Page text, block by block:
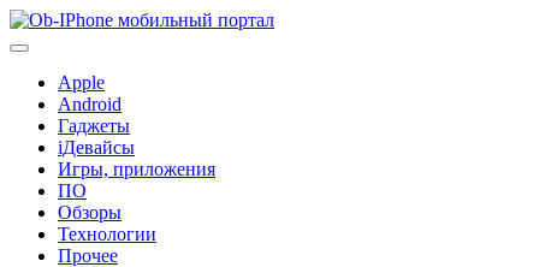
Перейти
к
Apple
Android
Гаджеты
iДевайсы
Игры, приложения
ПО
Обзоры
Технологии
Прочее